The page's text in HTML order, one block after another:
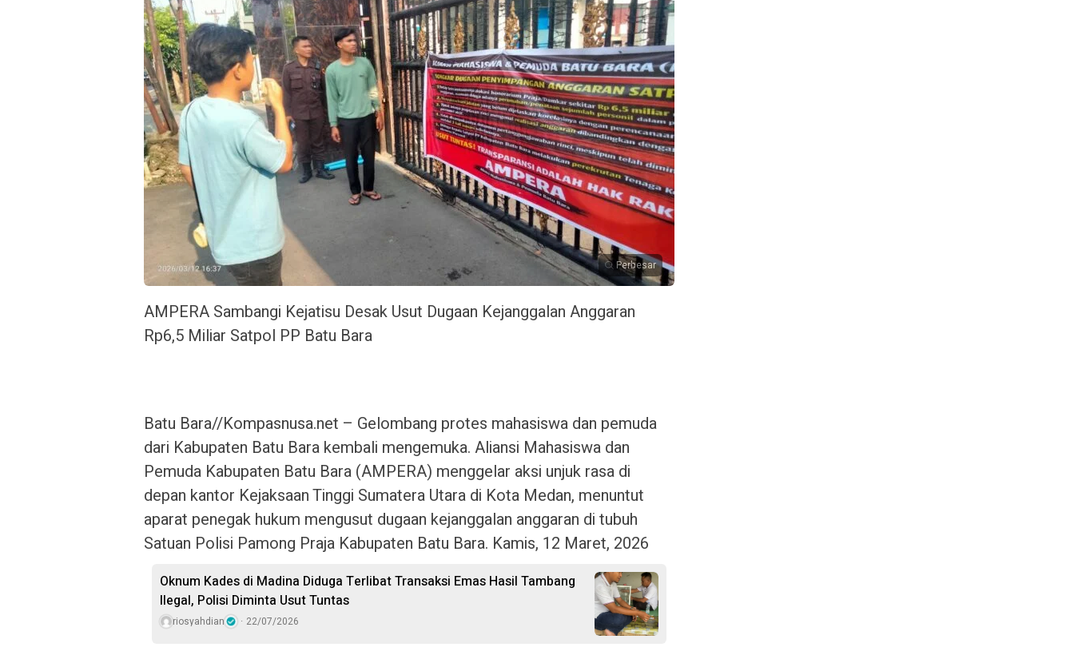
Perbesar
AMPERA Sambangi Kejatisu Desak Usut Dugaan Kejanggalan Anggaran
Rp6,5 Miliar Satpol PP Batu Bara
Batu Bara//Kompasnusa.net – Gelombang protes mahasiswa dan pemuda
dari Kabupaten Batu Bara kembali mengemuka. Aliansi Mahasiswa dan
Pemuda Kabupaten Batu Bara (AMPERA) menggelar aksi unjuk rasa di
depan kantor Kejaksaan Tinggi Sumatera Utara di Kota Medan, menuntut
aparat penegak hukum mengusut dugaan kejanggalan anggaran di tubuh
Satuan Polisi Pamong Praja Kabupaten Batu Bara. Kamis, 12 Maret, 2026
Oknum Kades di Madina Diduga Terlibat Transaksi Emas Hasil Tambang
Ilegal, Polisi Diminta Usut Tuntas
riosyahdian 22/07/2026